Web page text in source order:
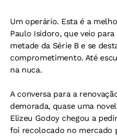
Um operário. Esta é a
Paulo Isidoro, que veio
metade da Série B e se
comprometimento. Até
na nuca.
A conversa para a
demorada, quase uma
Elizeu Godoy chegou a
foi recolocado no mercado